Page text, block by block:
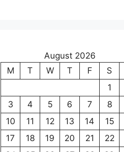
August 2026
M
T W T F S
1
3
4 5 6 7 8
10
11 12 13 14 15
17
18 19 20 21 22